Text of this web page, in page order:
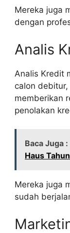
Mereka juga
dengan
Analis
Analis Kredit
calon
memberikan
penolakan
Baca Juga :
Haus
Mereka juga
sudah